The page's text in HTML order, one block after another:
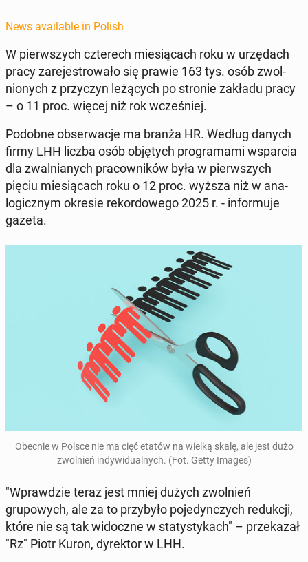
News available in Polish
W pier­wszych czterech miesią­cach roku w urzę­dach
pracy zare­je­strowało się prawie 163 tys. osób zwol­
nionych z przy­czyn leżą­cych po stronie zakładu pracy
– o 11 proc. więcej niż rok wcześniej.
Podobne ob­serwac­je ma branża HR. Według danych
firmy LHH liczba osób ob­ję­tych pro­gra­ma­mi ws­par­cia
dla zwal­ni­anych pra­cown­ików była w pier­wszych
pięciu miesią­cach roku o 12 proc. wyższa niż w ana­
log­icznym okresie reko­r­dowego 2025 r. - in­for­mu­je
gazeta.
Obecnie w Polsce nie ma cięć etatów na wielką skalę, ale jest dużo
zwol­nień in­dy­wid­u­al­nych. (Fot. Getty Images)
"Wprawdzie teraz jest mniej dużych zwol­nień
grupowych, ale za to przy­było po­je­dynczych re­dukcji,
które nie są tak widoczne w statystykach" – przekazał
"Rz" Piotr Kuron, dyrek­tor w LHH.